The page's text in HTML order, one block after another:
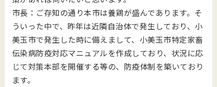
市長：ご存知の通り本市は養鶏が盛んであります。そ
ういった中で、昨年は近隣自治体で発生しており、小
美玉市で発生した時に備えまして、小美玉市特定家畜
伝染病防疫対応マニュアルを作成しており、状況に応
じて対策本部を開催する等の、防疫体制を築いており
ます。